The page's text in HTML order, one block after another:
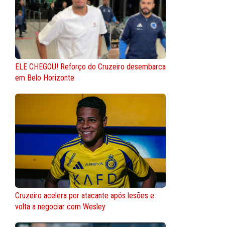
ELE CHEGOU! Reforço do Cruzeiro desembarca
em Belo Horizonte
Cruzeiro acelera por atacante após lesões e
volta a negociar com Wesley